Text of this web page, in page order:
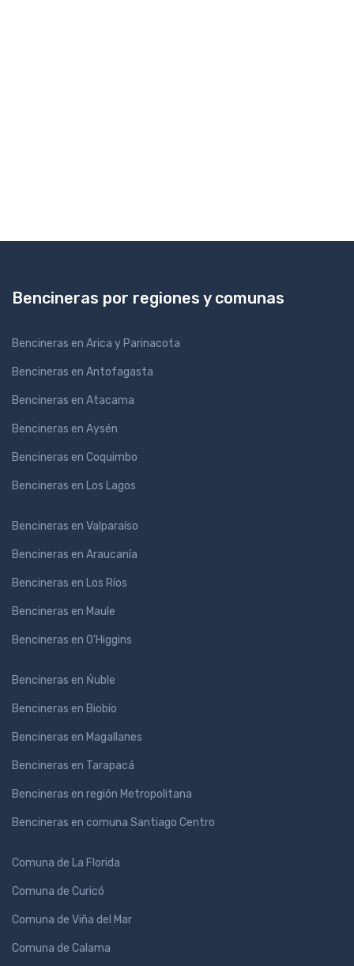
Bencineras por regiones y comunas
Bencineras en Arica y Parinacota
Bencineras en Antofagasta
Bencineras en Atacama
Bencineras en Aysén
Bencineras en Coquimbo
Bencineras en Los Lagos
Bencineras en Valparaíso
Bencineras en Araucanía
Bencineras en Los Ríos
Bencineras en Maule
Bencineras en O'Higgins
Bencineras en Ńuble
Bencineras en Biobío
Bencineras en Magallanes
Bencineras en Tarapacá
Bencineras en región Metropolitana
Bencineras en comuna Santiago Centro
Comuna de La Florida
Comuna de Curicó
Comuna de Viña del Mar
Comuna de Calama